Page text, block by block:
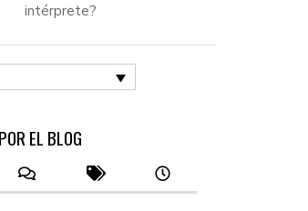
intérprete?
EL BLOG